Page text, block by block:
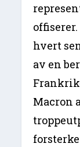
hvert
av en
Macron